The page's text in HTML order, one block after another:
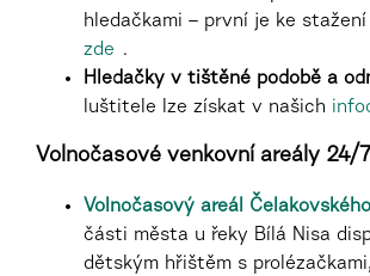
hledačkami – první je ke stažení
zde .
Hledačky v tištěné podobě a
luštitele lze získat v našich
Volnočasové venkovní areály 24/
Volnočasový areál Čelakovského
části města u řeky Bílá Nisa d
dětským hřištěm s